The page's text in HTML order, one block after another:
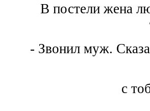
В постели жена
- Звонил муж.
с